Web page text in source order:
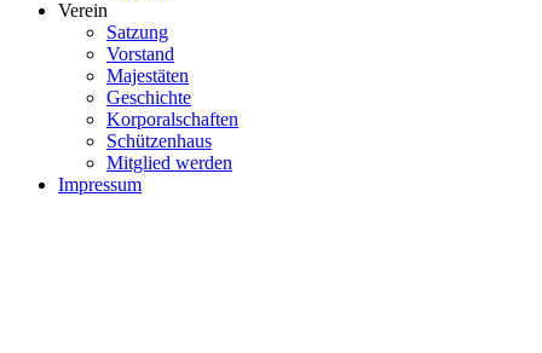
Verein
Satzung
Vorstand
Majestäten
Geschichte
Korporalschaften
Schützenhaus
Mitglied werden
Impressum